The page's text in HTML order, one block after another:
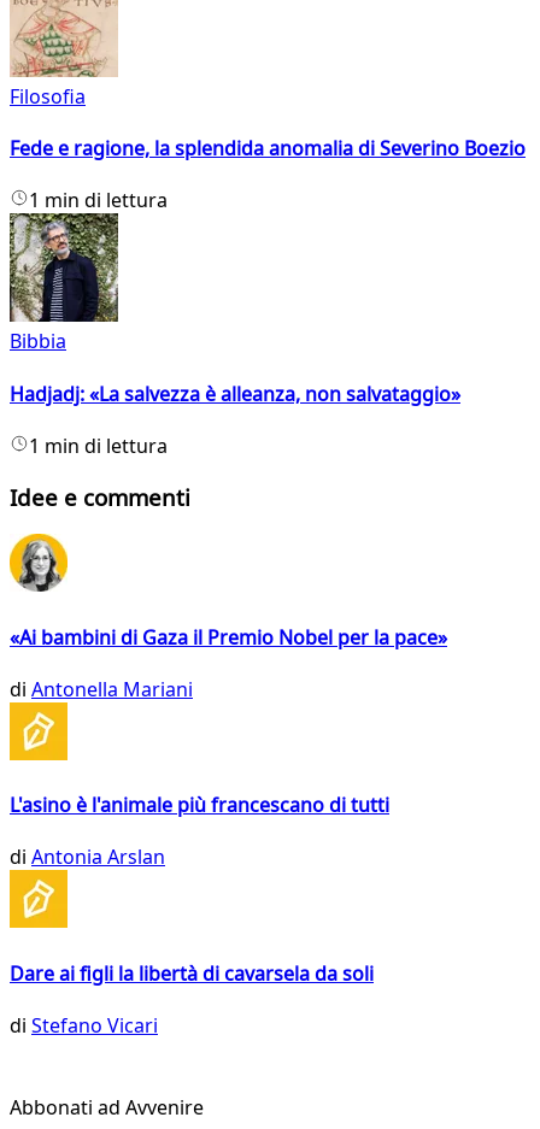
Filosofia
Fede e ragione, la splendida anomalia di Severino Boezio
1 min di lettura
Bibbia
Hadjadj: «La salvezza è alleanza, non salvataggio»
1 min di lettura
Idee e commenti
«Ai bambini di Gaza il Premio Nobel per la pace»
di Antonella Mariani
L'asino è l'animale più francescano di tutti
di Antonia Arslan
Dare ai figli la libertà di cavarsela da soli
di Stefano Vicari
Abbonati ad Avvenire